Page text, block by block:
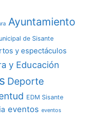
Ayuntamiento
de Sisante
y espectáculos
y Educación
Deporte
EDM Sisante
eventos eventos